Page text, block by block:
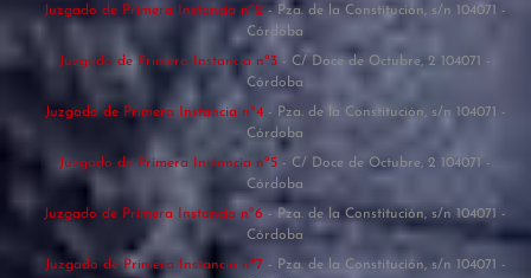
Juzgado de Primera Instancia nº2- Pza. de la Constitución, s/n 104071 -
Córdoba
Juzgado de Primera Instancia nº3 - C/ Doce de Octubre, 2 104071 -
Córdoba
Juzgado de Primera Instancia nº4 - Pza. de la Constitución, s/n 104071 -
Córdoba
Juzgado de Primera Instancia nº5 - C/ Doce de Octubre, 2 104071 -
Córdoba
Juzgado de Primera Instancia nº6 - Pza. de la Constitución, s/n 104071 -
Córdoba
Juzgado de Primera Instancia nº7 - Pza. de la Constitución, s/n 104071 -